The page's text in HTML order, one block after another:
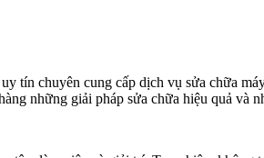
tín chuyên cung cấp dịch vụ sửa chữa
những giải pháp sửa chữa hiệu quả và